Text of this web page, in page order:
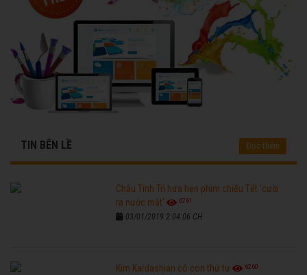
TIN BÊN LỀ Đọc thêm
Châu Tinh Trì hứa hẹn phim chiếu Tết 'cười
ra nước mắt'
6761
03/01/2019 2:04:06 CH
Kim Kardashian có con thứ tư 6260